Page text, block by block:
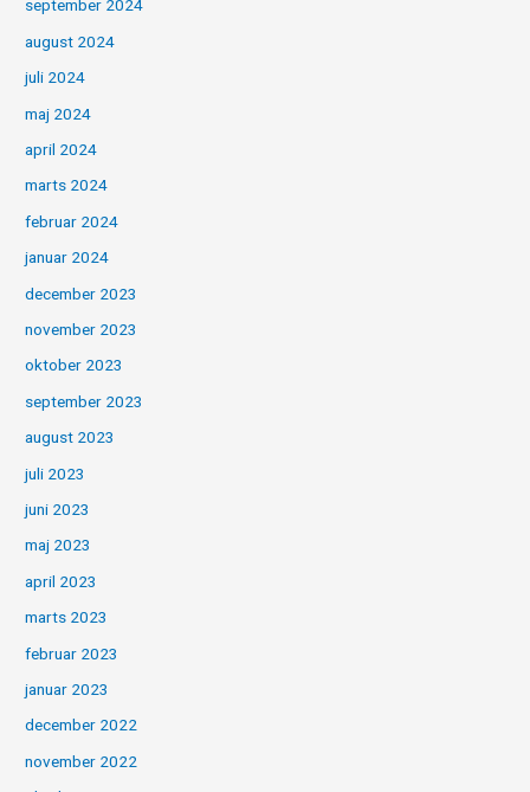
september 2024
august 2024
juli 2024
maj 2024
april 2024
marts 2024
februar 2024
januar 2024
december 2023
november 2023
oktober 2023
september 2023
august 2023
juli 2023
juni 2023
maj 2023
april 2023
marts 2023
februar 2023
januar 2023
december 2022
november 2022